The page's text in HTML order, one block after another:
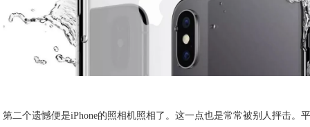
第二个遗憾便是iPhone的照相机照相了。这一点也是常常被别人抨击。